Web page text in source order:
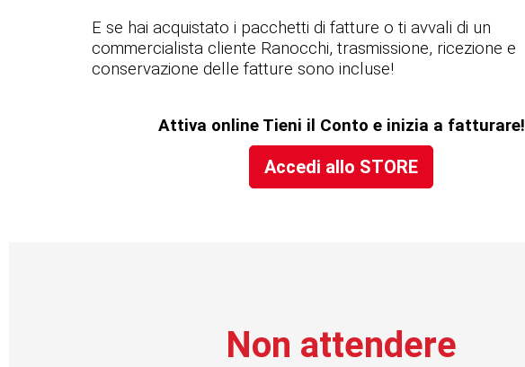
E se hai acquistato i pacchetti di fatture o ti avvali di un
commercialista cliente Ranocchi, trasmissione, ricezione e
conservazione delle fatture sono incluse!
Attiva online Tieni il Conto e inizia a fatturare!
Accedi allo STORE
Non attendere